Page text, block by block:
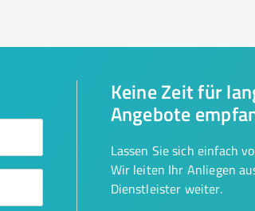
Keine Zeit für
Angebote
Lassen Sie sich einfach
Wir leiten Ihr Anliegen
Dienstleister weiter.